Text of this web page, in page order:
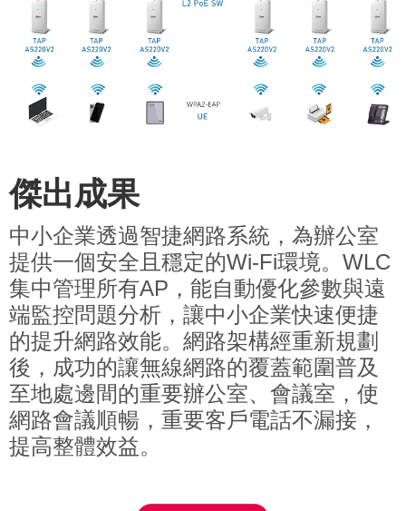
傑出成果
中小企業透過智捷網路系統，為辦公室
提供一個安全且穩定的Wi-Fi環境。WLC
集中管理所有AP，能自動優化參數與遠
端監控問題分析，讓中小企業快速便捷
的提升網路效能。網路架構經重新規劃
後，成功的讓無線網路的覆蓋範圍普及
至地處邊間的重要辦公室、會議室，使
網路會議順暢，重要客戶電話不漏接，
提高整體效益。